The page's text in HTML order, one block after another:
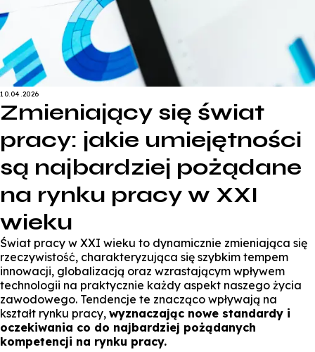
10.04.2026
Zmieniający się świat
pracy: jakie umiejętności
są najbardziej pożądane
na rynku pracy w XXI
wieku
Świat pracy w XXI wieku to dynamicznie zmieniająca się
rzeczywistość, charakteryzująca się szybkim tempem
innowacji, globalizacją oraz wzrastającym wpływem
technologii na praktycznie każdy aspekt naszego życia
zawodowego. Tendencje te znacząco wpływają na
kształt rynku pracy, wyznaczając nowe standardy i
oczekiwania co do najbardziej pożądanych
kompetencji na rynku pracy.